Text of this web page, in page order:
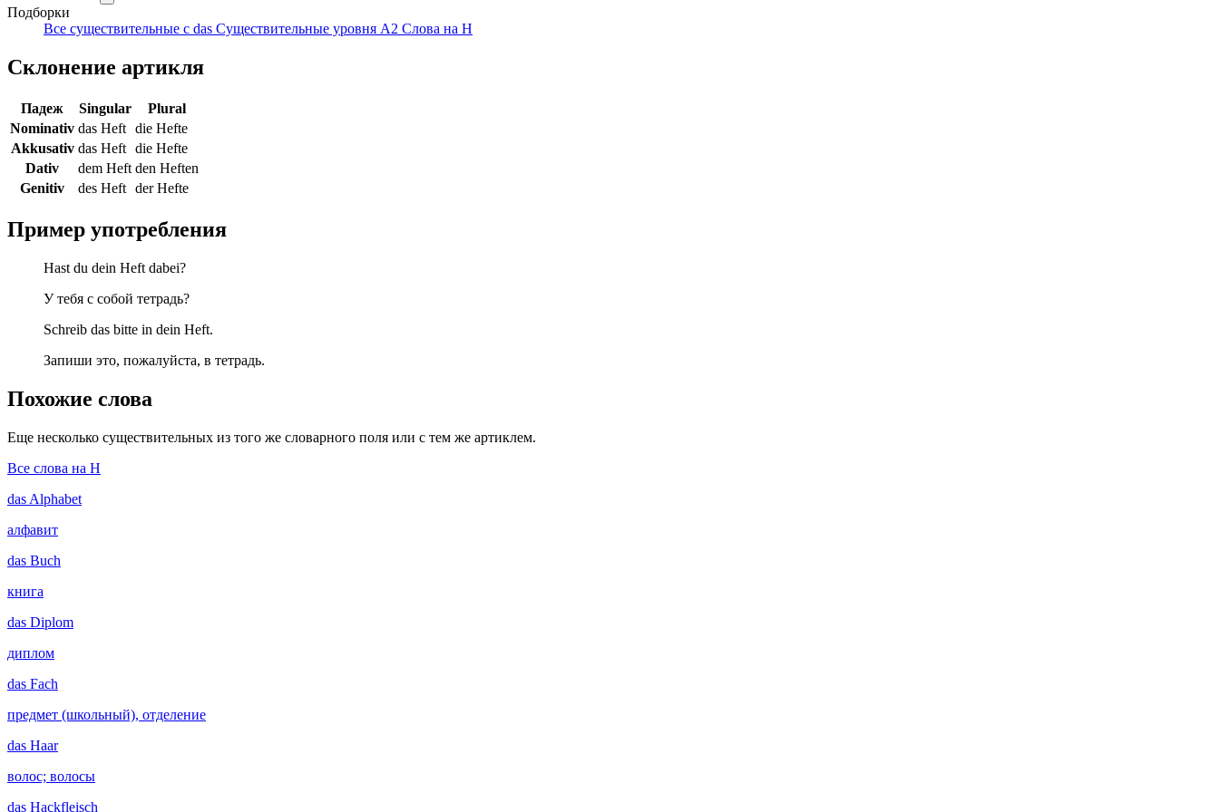
Подборки
Все существительные с das Существительные уровня A2 Слова на H
Склонение артикля
Падеж Singular
Plural
Nominativ das Heft die Hefte
Akkusativ das Heft die Hefte
Dativ
dem Heft den Heften
Genitiv
des Heft der Hefte
Пример употребления
Hast du dein Heft dabei?
У тебя с собой тетрадь?
Schreib das bitte in dein Heft.
Запиши это, пожалуйста, в тетрадь.
Похожие слова
Еще несколько существительных из того же словарного поля или с тем же артиклем.
Все слова на H
das Alphabet
алфавит
das Buch
книга
das Diplom
диплом
das Fach
предмет (школьный), отделение
das Haar
волос; волосы
das Hackfleisch